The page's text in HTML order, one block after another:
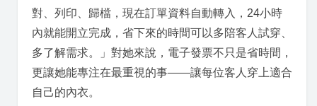
對、列印、歸檔，現在訂單資料自動轉入，24小時
內就能開立完成，省下來的時間可以多陪客人試穿、
多了解需求。」對她來說，電子發票不只是省時間，
更讓她能專注在最重視的事——讓每位客人穿上適合
自己的內衣。